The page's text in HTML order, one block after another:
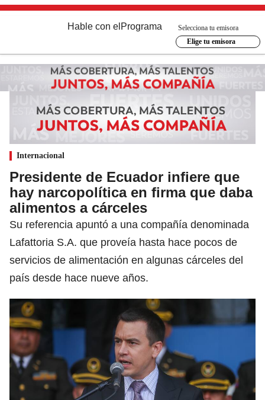
Hable con el Programa
Selecciona tu emisora
Elige tu emisora
Internacional
Presidente de Ecuador infiere que
hay narcopolítica en firma que daba
alimentos a cárceles
Su referencia apuntó a una compañía denominada
Lafattoria S.A. que proveía hasta hace pocos de
servicios de alimentación en algunas cárceles del
país desde hace nueve años.